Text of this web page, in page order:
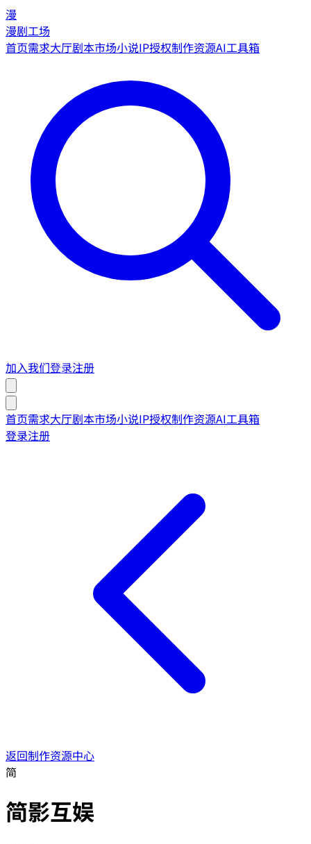
漫
漫剧工场
首页需求大厅剧本市场小说IP授权制作资源AI工具箱
加入我们登录注册
首页需求大厅剧本市场小说IP授权制作资源AI工具箱
登录注册
返回制作资源中心
简
简影互娱